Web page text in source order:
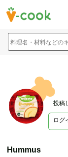
料理名・材料などの
投稿
ログ
Hummus